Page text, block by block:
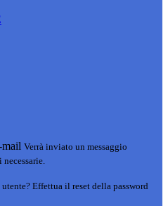
Verrà inviato un messaggio
Effettua il reset della password